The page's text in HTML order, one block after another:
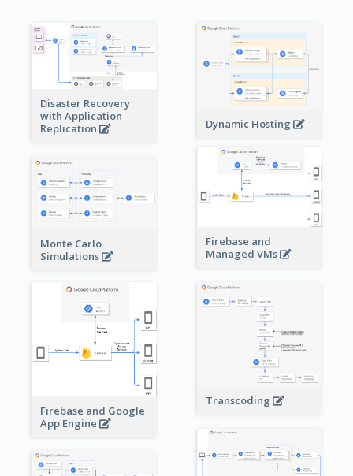
Disaster Recovery
with Application
Replication
Dynamic Hosting
Firebase and
Managed VMs
Monte Carlo
Simulations
Firebase and Google
App Engine
Transcoding